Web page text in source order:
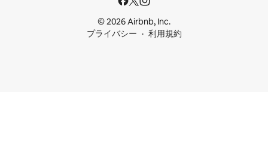
© 2026 Airbnb, Inc.
プライバシー
利用規約